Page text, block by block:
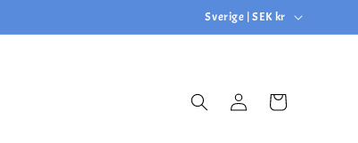
3 FÖR 2 PÅ ALLA POSTERS, ANGE KOD: ”3FOR2”
L
a
d
Sverige | SEK kr
Logga
in
Varukorg